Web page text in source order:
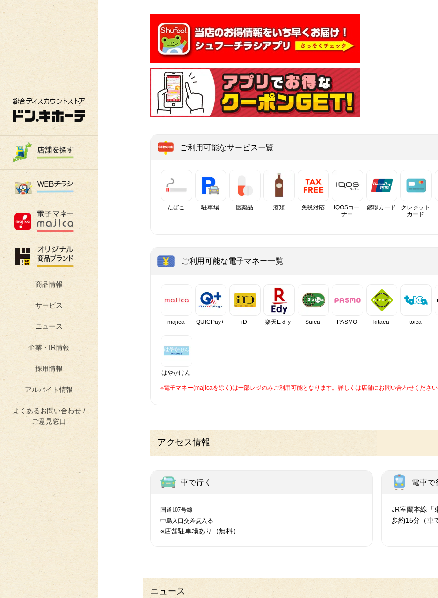
総合ディスカウントストア ドン・キホーテ
商品情報
サービス
ニュース
企業・IR情報
採用情報
アルバイト情報
よくあるお問い合わせ /
ご意見窓口
ご利用可能なサービス一覧
たばこ 駐車場 医薬品 酒類 免税対応
IQOSコー
ナー
銀聯カード
クレジット
カード
ご利用可能な電子マネー一覧
majica QUICPay+ iD 楽天Eｄｙ Suica PASMO kitaca toica
はやかけん
※電子マネー(majicaを除く)は一部レジのみご利用可能となります。詳しくは店舗にお問い合わせくださ
アクセス情報
車で行く
国道107号線
中島入口交差点入る
※店舗駐車場あり（無料）
電車で
JR室蘭本線「
歩約15分（車
ニュース